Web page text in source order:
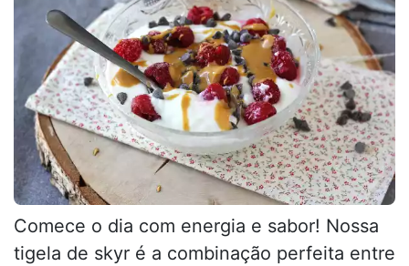
Comece o dia com energia e sabor! Nossa
tigela de skyr é a combinação perfeita entre